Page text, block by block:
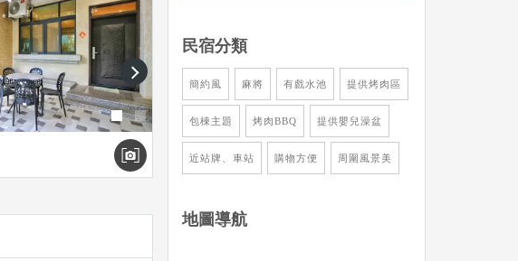
next
民宿分類
簡約風 麻將 有戲水池 提供烤肉區
包棟主題 烤肉BBQ 提供嬰兒澡盆
近站牌、車站 購物方便 周圍風景美
地圖導航